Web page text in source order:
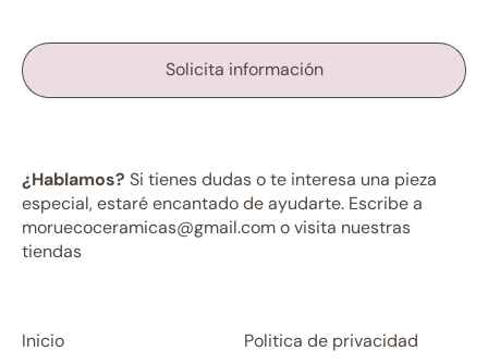
Solicita información
¿Hablamos? Si tienes dudas o te interesa una pieza
especial, estaré encantado de ayudarte. Escribe a
moruecoceramicas@gmail.com o visita nuestras
tiendas
Inicio
Politica de privacidad